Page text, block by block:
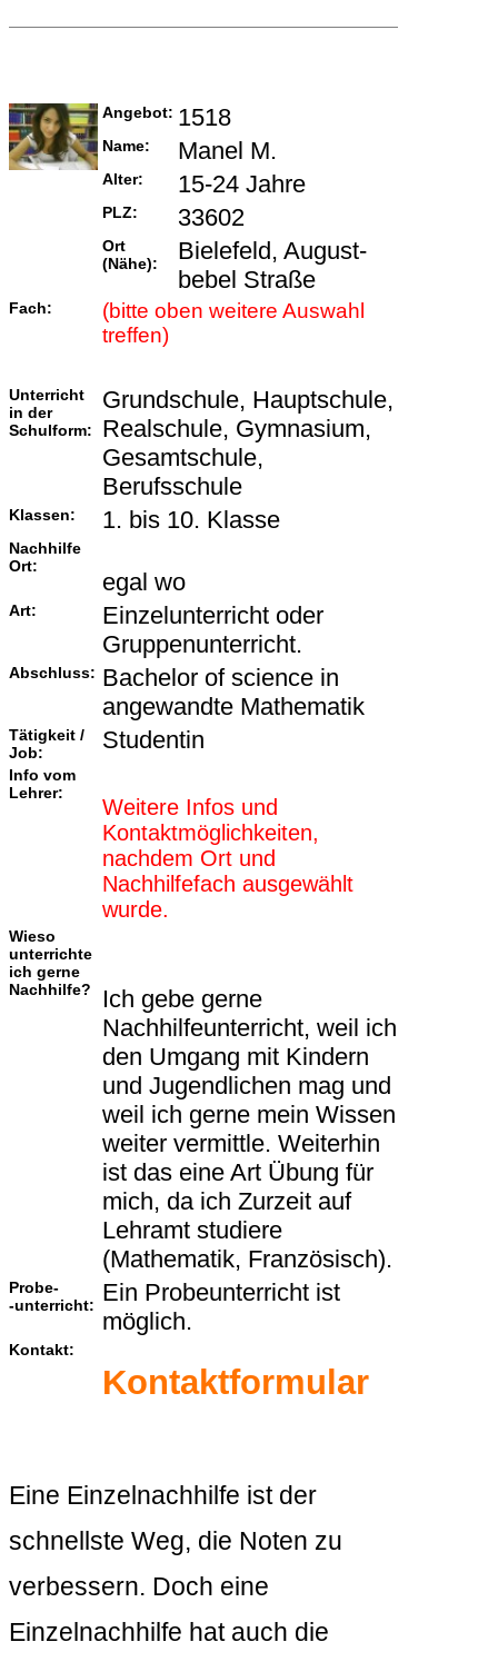
Angebot: 1518
Name: Manel M.
Alter: 15-24 Jahre
PLZ: 33602
Ort
(Nähe):
Bielefeld, August-
bebel Straße
Fach:
(bitte oben weitere Auswahl
treffen)
Unterricht
in der
Schulform:
Grundschule, Hauptschule,
Realschule, Gymnasium,
Gesamtschule,
Berufsschule
Klassen: 1. bis 10. Klasse
Nachhilfe
Ort:
egal wo
Art:
Einzelunterricht oder
Gruppenunterricht.
Abschluss: Bachelor of science in
angewandte Mathematik
Tätigkeit /
Job:
Studentin
Info vom
Lehrer:
Weitere Infos und
Kontaktmöglichkeiten,
nachdem Ort und
Nachhilfefach ausgewählt
wurde.
Wieso
unterrichte
ich gerne
Nachhilfe?
Ich gebe gerne
Nachhilfeunterricht, weil ich
den Umgang mit Kindern
und Jugendlichen mag und
weil ich gerne mein Wissen
weiter vermittle. Weiterhin
ist das eine Art Übung für
mich, da ich Zurzeit auf
Lehramt studiere
(Mathematik, Französisch).
Probe-
-unterricht: Ein Probeunterricht ist
möglich.
Kontakt:
Kontaktformular
Eine Einzelnachhilfe ist der
schnellste Weg, die Noten zu
verbessern. Doch eine
Einzelnachhilfe hat auch die